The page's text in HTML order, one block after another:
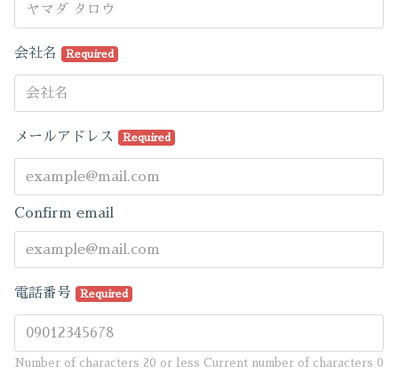
会社名 Required
メールアドレス Required
Confirm email
電話番号 Required
Number of characters 20 or less Current number of characters 0